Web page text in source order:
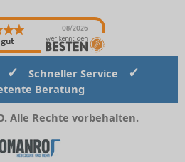
08/2026
✓ Schneller Service ✓
Beratung
Alle Rechte vorbehalten.